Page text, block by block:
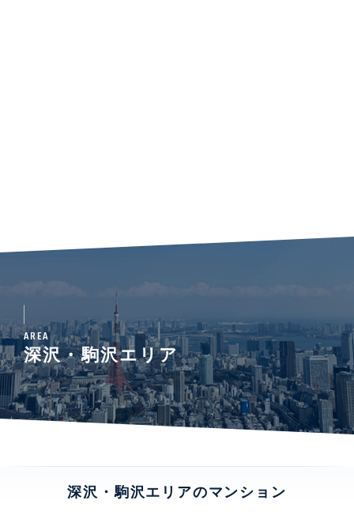
AREA
深沢・駒沢エリア
深沢・駒沢エリアのマンション